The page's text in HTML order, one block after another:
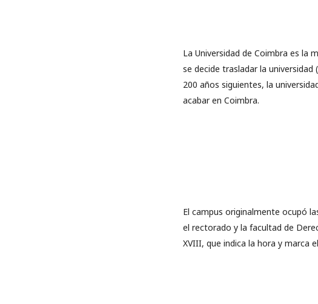
La Universidad de Coimbra es la
se decide trasladar la
200 años siguientes, la
acabar en Coimbra.
El campus originalmente ocupó
el rectorado y la facultad de
XVIII, que indica la hora y marca